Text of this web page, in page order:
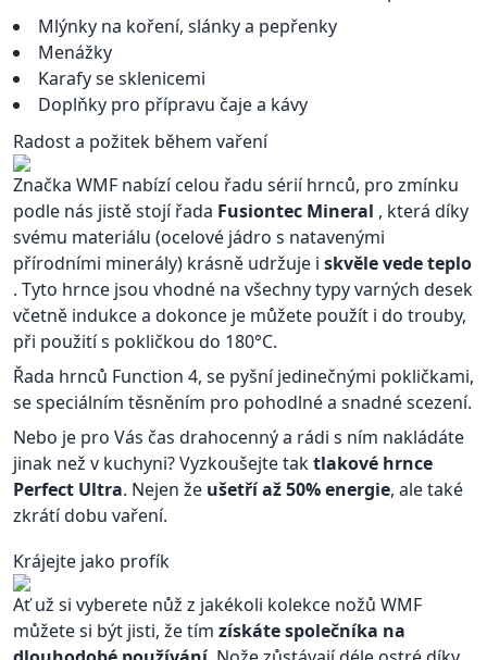
Mlýnky na koření, slánky a pepřenky
Menážky
Karafy se sklenicemi
Doplňky pro přípravu čaje a kávy
Radost a požitek během vaření
Značka WMF nabízí celou řadu sérií hrnců, pro zmínku
podle nás jistě stojí řada Fusiontec Mineral , která díky
svému materiálu (ocelové jádro s natavenými
přírodními minerály) krásně udržuje i skvěle vede teplo
. Tyto hrnce jsou vhodné na všechny typy varných desek
včetně indukce a dokonce je můžete použít i do trouby,
při použití s pokličkou do 180°C.
Řada hrnců Function 4, se pyšní jedinečnými pokličkami,
se speciálním těsněním pro pohodlné a snadné scezení.
Nebo je pro Vás čas drahocenný a rádi s ním nakládáte
jinak než v kuchyni? Vyzkoušejte taktlakové hrnce
Perfect Ultra. Nejen že ušetří až 50% energie, ale také
zkrátí dobu vaření.
Krájejte jako profík
Ať už si vyberete nůž z jakékoli kolekce nožů WMF
můžete si být jisti, že tím získáte společníka na